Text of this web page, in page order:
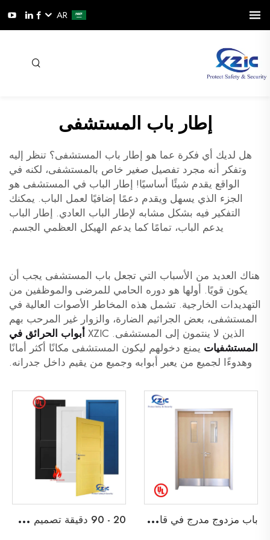
AR
إطار باب المستشفى
هل لديك أي فكرة عما هو إطار باب المستشفى؟ تنظر إليه
وتفكر أنه مجرد تفصيل صغير خاص بالمستشفى، لكنه في
الواقع يقدم شيئًا أساسيًا! إطار الباب في المستشفى هو
الجزء الذي يسهل ويقدم دعمًا إضافيًا لعمل الباب. يمكنك
التفكير فيه بشكل مشابه لإطار الباب العادي. إطار الباب
يدعم الباب، تمامًا كما يدعم الهيكل العظمي الجسم.
هناك العديد من الأسباب التي تجعل باب المستشفى يجب أن
يكون قويًا. أولها هو دوره الحامي للمرضى والموظفين من
التهديدات الخارجية. تشمل هذه المخاطر الأصوات العالية في
المستشفى، بعض الجراثيم الضارة، والزوار غير المرحب بهم
الذين لا ينتمون إلى المستشفى. XZIC
أبواب الحرائق في
المستشفيات يمنع دخولهم ليكون المستشفى مكانًا أكثر أمانًا
وهدوءًا لجميع من يعبر أبوابه وجميع من يقيم داخل جدرانه.
ب
اب مزدوج مدرج في قائمة UL مقاوم للحريق لمدة 45 دقيقة لباب خروج خشبي لمدرسة، شقة، فندق، أو مبنى مكتبي 2
0 - 90 دقيقة تصميم شاكر ثنائي الأبواب الخشبية المقاومة للحريق باب خشبي مقاوم للحريق مع إطار قابل للتفكيك وابواب داخلية من نوع Barn